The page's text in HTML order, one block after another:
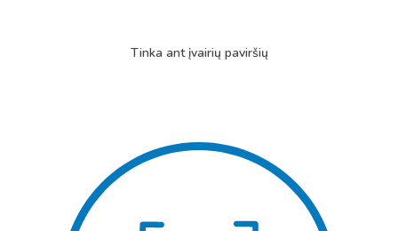
Tinka ant įvairių paviršių